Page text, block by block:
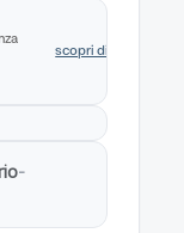
scopri di più
-